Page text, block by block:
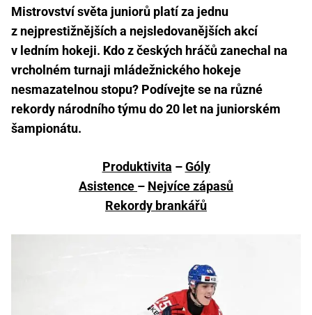
Mistrovství světa juniorů platí za jednu
z nejprestižnějších a nejsledovanějších akcí
v ledním hokeji. Kdo z českých hráčů zanechal na
vrcholném turnaji mládežnického hokeje
nesmazatelnou stopu? Podívejte se na různé
rekordy národního týmu do 20 let na juniorském
šampionátu.
Produktivita –Góly
Asistence – Nejvíce zápasů
Rekordy brankářů